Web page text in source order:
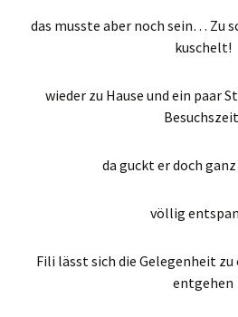
das musste aber noch sein… Zu
kuschelt!
wieder zu Hause und ein paar
da guckt er doch
völlig
Fili lässt sich die Gelegenheit
entgehen